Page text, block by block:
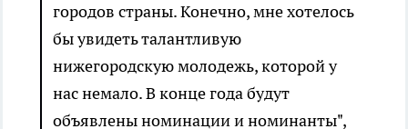
городов страны. Конечно, мне хотелось
бы увидеть талантливую
нижегородскую молодежь, которой у
нас немало. В конце года будут
объявлены номинации и номинанты",